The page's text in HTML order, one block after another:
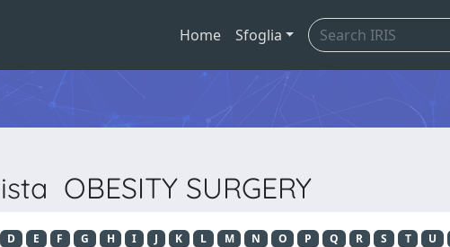
Home Sfoglia
OBESITY SURGERY
D E F G H I J K L M N O P Q R S T U